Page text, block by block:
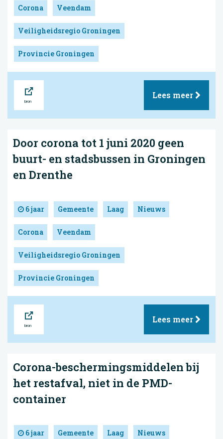
Corona Veendam
Veiligheidsregio Groningen
Provincie Groningen
Lees meer
Door corona tot 1 juni 2020 geen
buurt- en stadsbussen in Groningen
en Drenthe
6 jaar Gemeente Laag Nieuws
Corona Veendam
Veiligheidsregio Groningen
Provincie Groningen
Lees meer
Corona-beschermingsmiddelen bij
het restafval, niet in de PMD-
container
6 jaar Gemeente Laag Nieuws